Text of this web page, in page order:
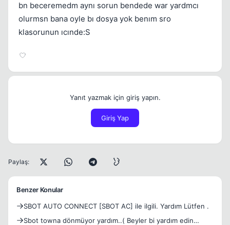
bn beceremedm aynı sorun bendede war yardmcı
olurmsn bana oyle bı dosya yok benım sro
klasorunun ıcınde:S
Yanıt yazmak için giriş yapın.
Giriş Yap
Paylaş:
Benzer Konular
SBOT AUTO CONNECT [SBOT AC] ile ilgili. Yardım Lütfen .
Sbot towna dönmüyor yardım..( Beyler bi yardım edin